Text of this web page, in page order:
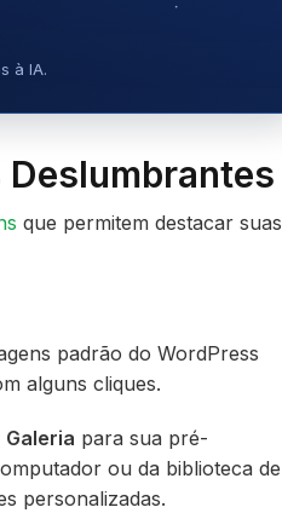
à IA.
Deslumbrantes
que permitem destacar suas
padrão do WordPress
alguns cliques.
Galeria para sua pré-
ou da biblioteca de
personalizadas.